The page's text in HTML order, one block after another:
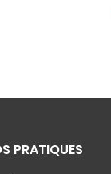
PRATIQUES